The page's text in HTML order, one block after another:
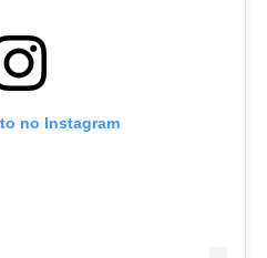
no Instagram